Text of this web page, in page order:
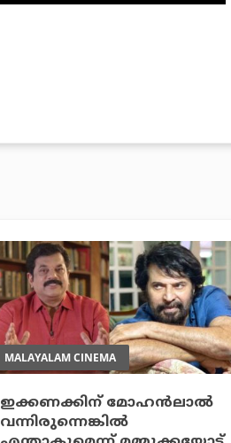
MALAYALAM CINEMA
ഇക്കണക്കിന് മോഹന്‍ലാല്‍
വന്നിരുന്നെങ്കില്‍